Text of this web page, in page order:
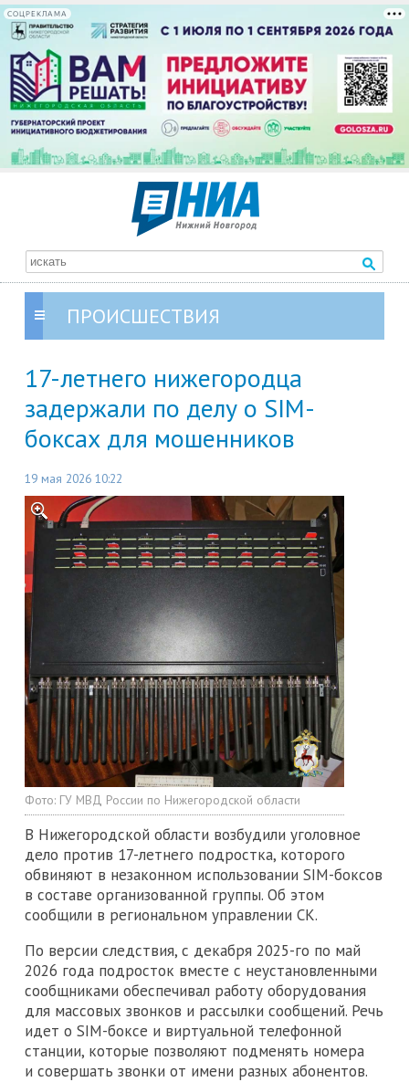
СОЦРЕКЛАМА
ПРОИСШЕСТВИЯ
17-летнего нижегородца
задержали по делу о SIM-
боксах для мошенников
19 мая 2026 10:22
Фото: ГУ МВД России по Нижегородской области
В Нижегородской области возбудили уголовное
дело против 17-летнего подростка, которого
обвиняют в незаконном использовании SIM-боксов
в составе организованной группы. Об этом
сообщили в региональном управлении СК.
По версии следствия, с декабря 2025-го по май
2026 года подросток вместе с неустановленными
сообщниками обеспечивал работу оборудования
для массовых звонков и рассылки сообщений. Речь
идет о SIM-боксе и виртуальной телефонной
станции, которые позволяют подменять номера
и совершать звонки от имени разных абонентов.